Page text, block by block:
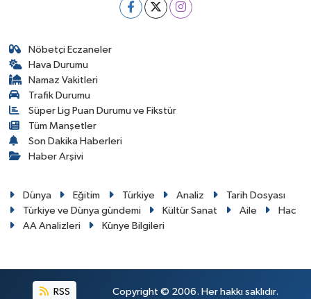
Nöbetçi Eczaneler
Hava Durumu
Namaz Vakitleri
Trafik Durumu
Süper Lig Puan Durumu ve Fikstür
Tüm Manşetler
Son Dakika Haberleri
Haber Arşivi
Dünya Eğitim Türkiye Analiz
Tarih Dosyası
Türkiye ve Dünya gündemi
Kültür Sanat Aile
Hac
AA Analizleri
Künye Bilgileri
RSS Copyright © 2006. Her hakkı saklıdır.